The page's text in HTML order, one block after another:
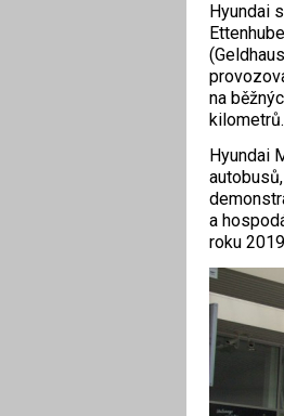
Hyundai
na
kilometrů.
Hyundai
a
roku